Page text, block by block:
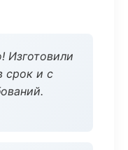
Изготовили
срок и с